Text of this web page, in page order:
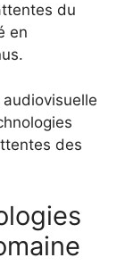
du
en
audiovisuelle
des